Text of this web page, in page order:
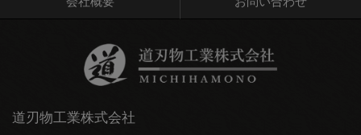
道刃物工業株式会社